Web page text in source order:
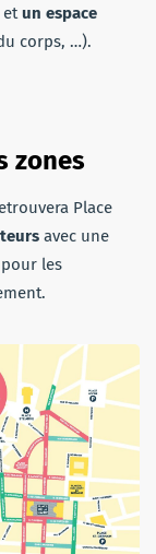
etun espace
corps, …).
zones
Place
avec une
pour les